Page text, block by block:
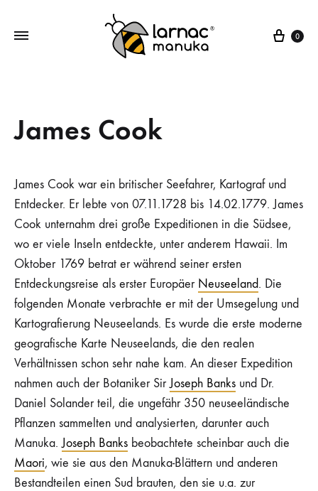
Bonbons,
0
James Cook
James Cook war ein britischer Seefahrer, Kartograf und
Entdecker. Er lebte von 07.11.1728 bis 14.02.1779. James
Cook unternahm drei große Expeditionen in die Südsee,
wo er viele Inseln entdeckte, unter anderem Hawaii. Im
Oktober 1769 betrat er während seiner ersten
Entdeckungsreise als erster Europäer Neuseeland. Die
folgenden Monate verbrachte er mit der Umsegelung und
Kartografierung Neuseelands. Es wurde die erste moderne
geografische Karte Neuseelands, die den realen
Verhältnissen schon sehr nahe kam. An dieser Expedition
nahmen auch der Botaniker SirJoseph Banks und Dr.
Daniel Solander teil, die ungefähr 350 neuseeländische
Pflanzen sammelten und analysierten, darunter auch
Manuka.Joseph Banks beobachtete scheinbar auch die
Maori, wie sie aus den Manuka-Blättern und anderen
Bestandteilen einen Sud brauten, den sie u.a. zur